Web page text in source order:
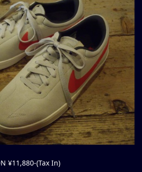
¥11,880-(Tax In)